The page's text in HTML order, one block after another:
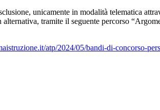
unicamente in modalità telematica
tramite il seguente percorso
atp/2024/05/bandi-di-concorso-